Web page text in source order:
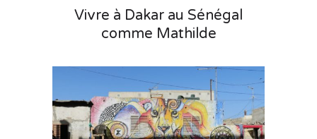
Vivre à Dakar au Sénégal
comme Mathilde